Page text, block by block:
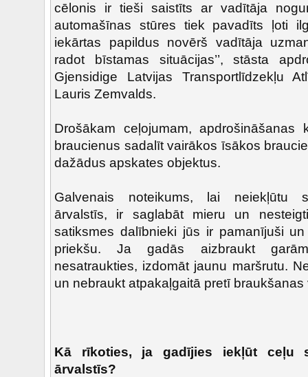
cēlonis ir tieši saistīts ar vadītāja
automašīnas stūres tiek pavadīts ļoti
iekārtas papildus novērš vadītāja
radot bīstamas situācijas’’, stāsta
Gjensidige Latvijas Transportlīdzekļu
Lauris Zemvalds.
Drošākam ceļojumam, apdrošināšanas
braucienus sadalīt vairākos īsākos
dažādus apskates objektus.
Galvenais noteikums, lai neiekļūtu
ārvalstīs, ir saglabāt mieru un
satiksmes dalībnieki jūs ir pamanījuši
priekšu. Ja gadās aizbraukt
nesatraukties, izdomāt jaunu maršrutu.
un nebraukt atpakaļgaitā pretī braukšanas
Kā rīkoties, ja gadījies iekļūt ceļu
ārvalstīs?